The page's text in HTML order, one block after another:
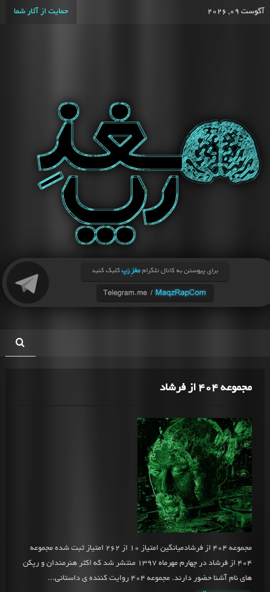
آگوست 09, 2026 حمایت از آثار شما
مجموعه 404 از فرشاد
مجموعه 404 از فرشادمیانگین امتیاز 10 از 262 امتیاز ثبت شده مجموعه
404 از فرشاد در چهارم مهرماه 1397 منتشر شد که اکثر هنرمندان و رپکن
های نام آشنا حضور دارند. مجموعه 404 روایت کننده ی داستانی...